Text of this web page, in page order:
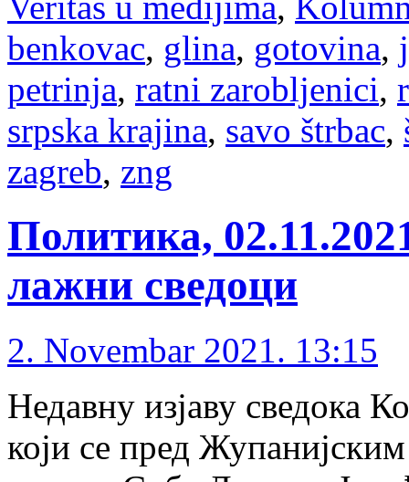
benkovac, glina, gotovina,
petrinja, ratni zarobljenici,
srpska krajina, savo štrbac,
zagreb, zng
Политика,
лажни сведоци
2. Novembar 2021. 13:15
Недавну изјаву сведока
који се пред